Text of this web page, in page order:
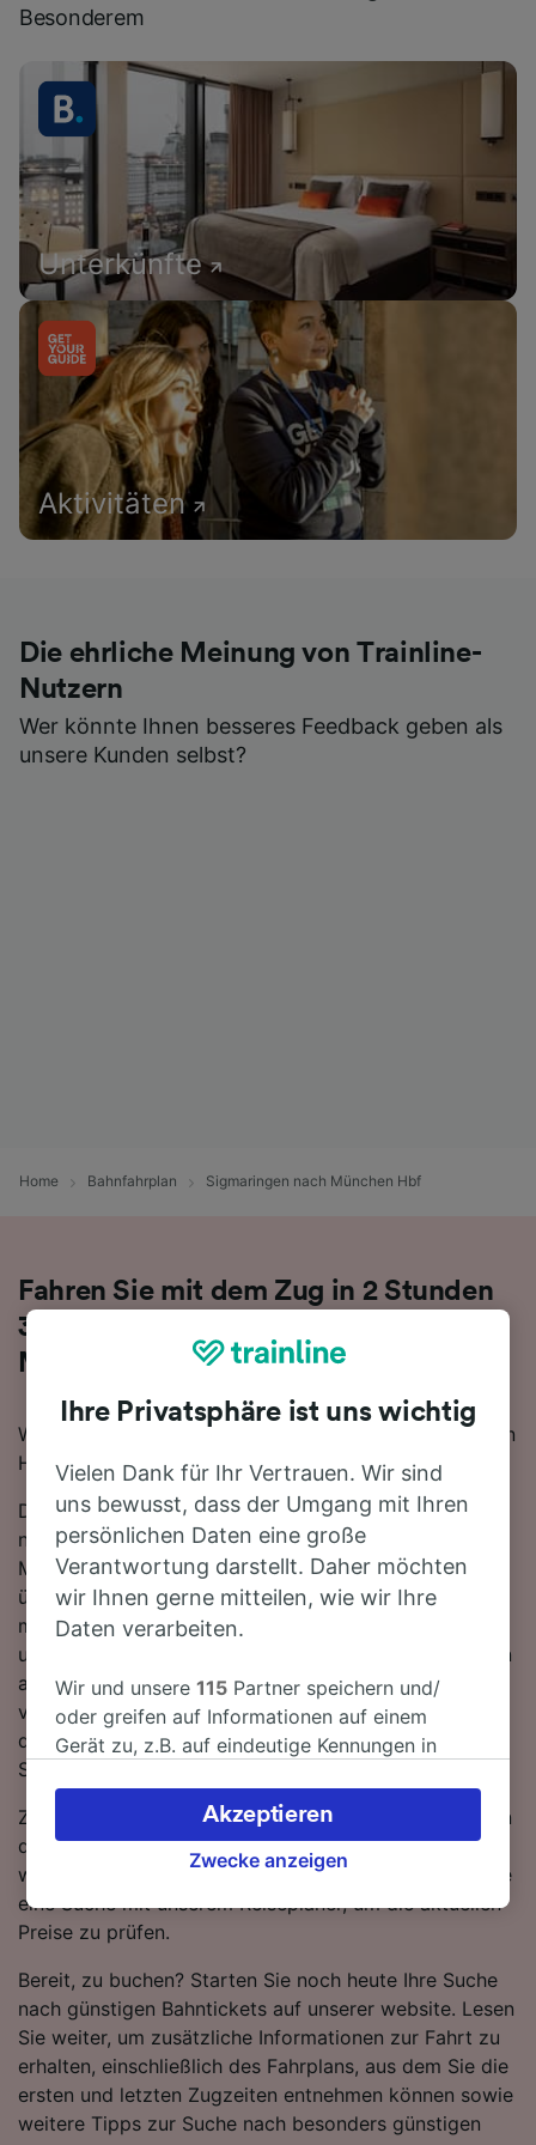
Besonderem
Unterkünfte
Aktivitäten
Die ehrliche Meinung von Trainline-
Nutzern
Wer könnte Ihnen besseres Feedback geben als
unsere Kunden selbst?
Home Bahnfahrplan Sigmaringen nach München Hbf
Fahren Sie mit dem Zug in 2 Stunden
39 Minuten von Sigmaringen nach
München Hbf
Wenn Sie mit dem Zug von Sigmaringen nach München
Hbf reisen möchten, sind Sie hier genau richtig.
Die schnellste Reisezeit für die Fahrt von Sigmaringen
nach München Hbf mit dem Zug beträgt 2 Stunden 39
Minuten. In der Regel fahren auf dieser Route, die sich
über 174 km erstreckt, etwa 22 Züge am Tag. Sie
müssen während der Fahrt nach München Hbf 1-mal
umsteigen, da derzeit keine direkten Zugverbindungen
auf dieser Route verfügbar sind. Auf dieser Strecke
verkehren sowohl ICE DB als auch WESTbahn Züge,
die standardmäßig einen modernen, komfortablen
Service mit viel Platz für Gepäck bieten.
Zugtickets von Sigmaringen nach München Hbf sind in
der Regel günstiger, wenn Sie im Voraus buchen, als
wenn Sie sie erst am Tag der Reise kaufen. Starten Sie
eine Suche mit unserem Reiseplaner, um die aktuellen
Preise zu prüfen.
Bereit, zu buchen? Starten Sie noch heute Ihre Suche
nach günstigen Bahntickets auf unserer website. Lesen
Sie weiter, um zusätzliche Informationen zur Fahrt zu
erhalten, einschließlich des Fahrplans, aus dem Sie die
ersten und letzten Zugzeiten entnehmen können sowie
weitere Tipps zur Suche nach besonders günstigen
Ihre Privatsphäre ist uns wichtig
Vielen Dank für Ihr Vertrauen. Wir sind
uns bewusst, dass der Umgang mit Ihren
persönlichen Daten eine große
Verantwortung darstellt. Daher möchten
wir Ihnen gerne mitteilen, wie wir Ihre
Daten verarbeiten.
Wir und unsere115 Partner speichern und/
oder greifen auf Informationen auf einem
Gerät zu, z.B. auf eindeutige Kennungen in
verarbeiten. Sie können Ihre Präferenzen
akzeptieren oder verwalten, einschließlich
Ihres Widerspruchsrechts bei berechtigtem
besuchen Sie jederzeit die Seite der
Datenschutzrichtlinie. Diese Präferenzen
werden unseren Partnern signalisiert und
haben keinen Einfluss auf Surfdaten. Ihre
Daten werden nicht für Tracking-Zwecke
verwendet, wenn Sie uns gebeten haben, Ihr
Surfverhalten nicht zu verfolgen.
Wir und unsere Partner verarbeiten Daten, um
Zwecke anzeigen
Akzeptieren